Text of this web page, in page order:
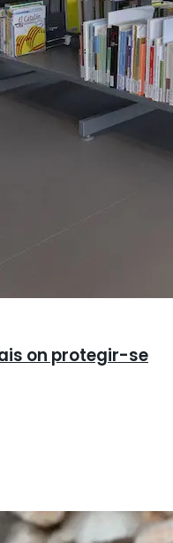
on protegir-se